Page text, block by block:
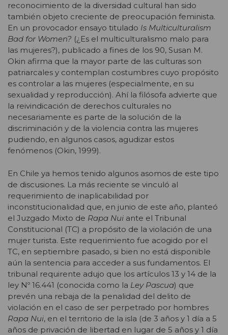
reconocimiento de la diversidad cultural han sido
también objeto creciente de preocupación feminista.
En un provocador ensayo titulado Is Multiculturalism
Bad for Women? (¿Es el multiculturalismo malo para
las mujeres?), publicado a fines de los 90, Susan M.
Okin afirma que la mayor parte de las culturas son
patriarcales y contemplan costumbres cuyo propósito
es controlar a las mujeres (especialmente, en su
sexualidad y reproducción). Ahí la filósofa advierte que
la reivindicación de derechos culturales no
necesariamente es parte de la solución de la
discriminación y de la violencia contra las mujeres
pudiendo, en algunos casos, agudizar estos
fenómenos (Okin, 1999).
En Chile ya hemos tenido algunos asomos de este tipo
de discusiones. La más reciente se vinculó al
requerimiento de inaplicabilidad por
inconstitucionalidad que, en junio de este año, planteó
el Juzgado Mixto de Rapa Nui ante el Tribunal
Constitucional (TC) a propósito de la violación de una
mujer turista. Este requerimiento fue acogido por el
TC, en septiembre pasado, si bien no está disponible
aún la sentencia para acceder a sus fundamentos. El
tribunal requirente adujo que los artículos 13 y 14 de la
ley Nº 16.441 (conocida como la Ley Pascua) que
prevén una rebaja de la penalidad del delito de
violación en el caso de ser perpetrado por hombres
Rapa Nui, en el territorio de la isla (de 3 años y 1 día a 5
años de privación de libertad en lugar de 5 años y 1 día